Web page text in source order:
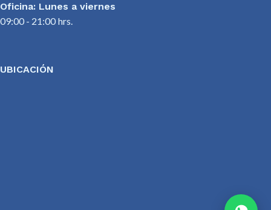
Oficina: Lunes a viernes
09:00 - 21:00 hrs.
UBICACIÓN